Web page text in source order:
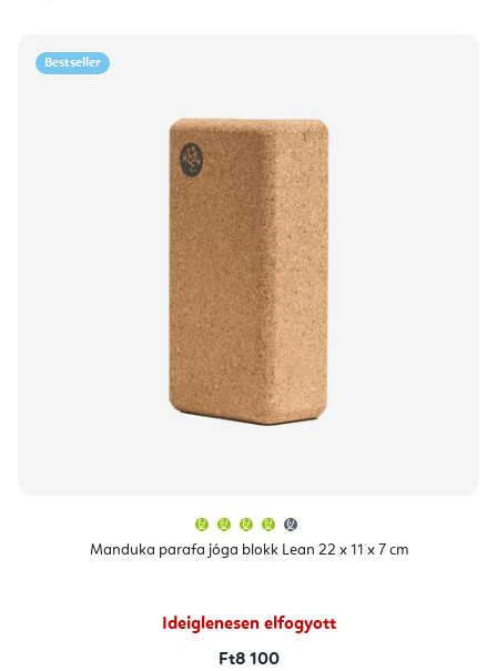
Bestseller
Manduka parafa jóga blokk Lean 22 x 11 x 7 cm
átlagos
értékelése
Ideiglenesen elfogyott
Ft8 100